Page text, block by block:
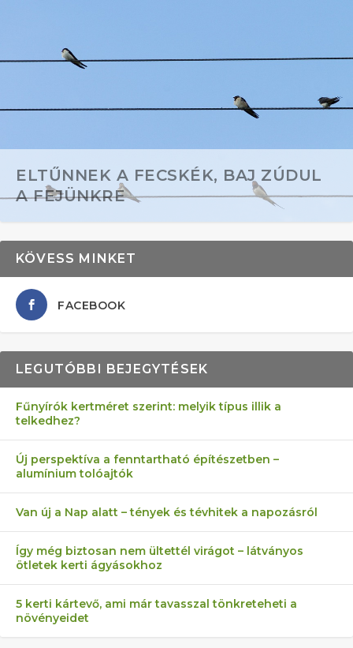
ELTŰNNEK A FECSKÉK, BAJ ZÚDUL
A FEJÜNKRE
AZ ÖNELLÁTÁS 13 PONTJA
KEZDŐKNEK
6 LEGJOBB NÖVÉNY SZOMSZÉD
ELLEN
MÁRPEDIG A TŰZIJÁTÉK NEM MENŐ!
AKI ELDOBÁLJA A CIGICSIKKEKET,
AZ EGY KÖ…
FÉLREÉRTETT KERTÉSZKEDÉS:
TÉRKŐ ÉS MURVA
KÖVESS MINKET
FACEBOOK
LEGUTÓBBI BEJEGYTÉSEK
Fűnyírók kertméret szerint: melyik típus illik a
telkedhez?
Új perspektíva a fenntartható építészetben –
alumínium tolóajtók
Van új a Nap alatt – tények és tévhitek a napozásról
Így még biztosan nem ültettél virágot – látványos
ötletek kerti ágyásokhoz
5 kerti kártevő, ami már tavasszal tönkreteheti a
növényeidet